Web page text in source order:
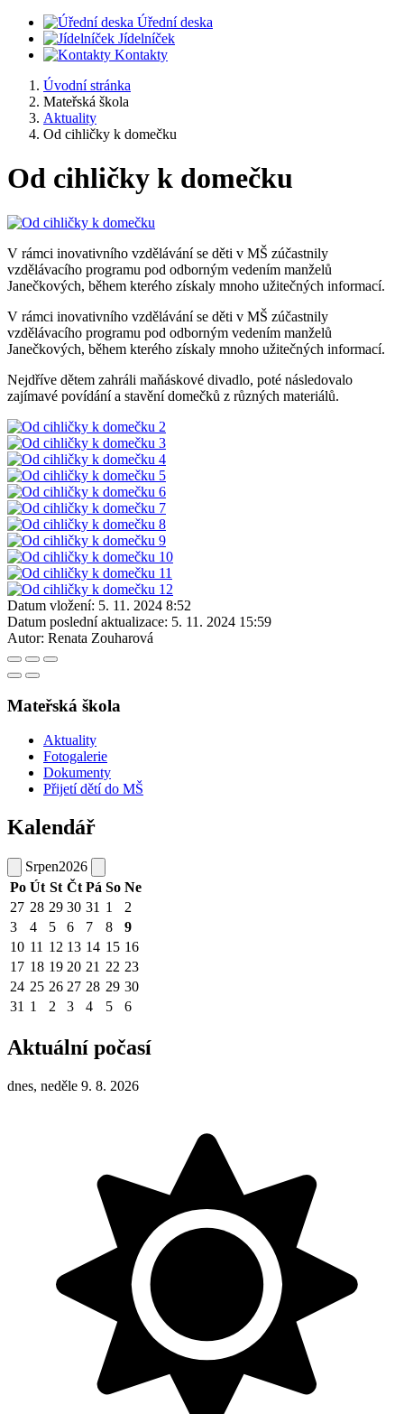
Úřední deska
Jídelníček
Kontakty
Úvodní stránka
Mateřská škola
Aktuality
Od cihličky k domečku
Od cihličky k domečku
V rámci inovativního vzdělávání se děti v MŠ zúčastnily
vzdělávacího programu pod odborným vedením manželů
Janečkových, během kterého získaly mnoho užitečných informací.
V rámci inovativního vzdělávání se děti v MŠ zúčastnily
vzdělávacího programu pod odborným vedením manželů
Janečkových, během kterého získaly mnoho užitečných informací.
Nejdříve dětem zahráli maňáskové divadlo, poté následovalo
zajímavé povídání a stavění domečků z různých materiálů.
Datum vložení: 5. 11. 2024 8:52
Datum poslední aktualizace: 5. 11. 2024 15:59
Autor: Renata Zouharová
Mateřská škola
Aktuality
Fotogalerie
Dokumenty
Přijetí dětí do MŠ
Kalendář
Srpen2026
Po Út St Čt Pá So Ne
27 28 29 30 31 1
2
3
4 5 6 7 8
9
10 11 12 13 14 15 16
17 18 19 20 21 22 23
24 25 26 27 28 29 30
31 1 2 3 4 5 6
Aktuální počasí
dnes, neděle 9. 8. 2026